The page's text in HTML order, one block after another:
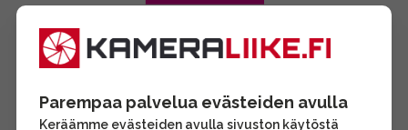
Parempaa palvelua evästeiden avulla
Keräämme evästeiden avulla sivuston käytöstä